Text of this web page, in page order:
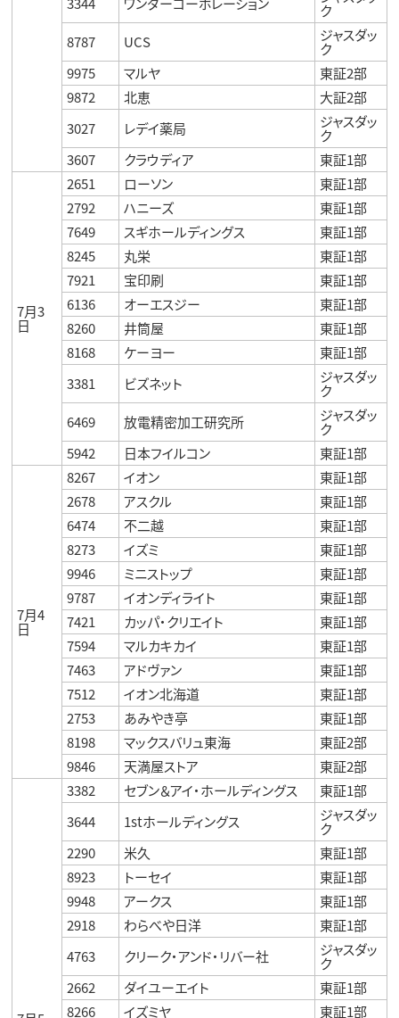
ク
8787
UCS ジャスダッ
ク
9975
マルヤ
東証2部
9872
北恵
大証2部
3027
レデイ薬局 ジャスダッ
ク
3607
クラウディア 東証1部
7月3
日
2651 ローソン
東証1部
2792
ハニーズ
東証1部
7649
スギホールディングス
東証1部
8245
丸栄
東証1部
7921
宝印刷
東証1部
6136
オーエスジー
東証1部
8260
井筒屋
東証1部
8168
ケーヨー
東証1部
3381
ビズネット ジャスダッ
ク
6469
放電精密加工研究所 ジャスダッ
ク
5942
日本フイルコン 東証1部
7月4
日
8267 イオン
東証1部
2678
アスクル
東証1部
6474
不二越
東証1部
8273
イズミ
東証1部
9946
ミニストップ
東証1部
9787
イオンディライト
東証1部
7421
カッパ・クリエイト
東証1部
7594
マルカキカイ
東証1部
7463
アドヴァン
東証1部
7512
イオン北海道
東証1部
2753
あみやき亭
東証1部
8198
マックスバリュ東海
東証2部
9846
天満屋ストア 東証2部
3382 セブン＆アイ・ホールディングス
東証1部
3644
1stホールディングス ジャスダッ
ク
2290
米久
東証1部
8923
トーセイ
東証1部
9948
アークス
東証1部
2918
わらべや日洋
東証1部
4763
クリーク・アンド・リバー社 ジャスダッ
ク
2662
ダイユーエイト
東証1部
8266
イズミヤ 東証1部